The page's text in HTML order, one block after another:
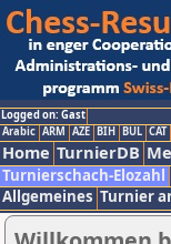
Logged on: Gast
Arabic ARM AZE BIH BUL CAT
Home TurnierDB
Turnierschach-Elozahl
Allgemeines Turnier